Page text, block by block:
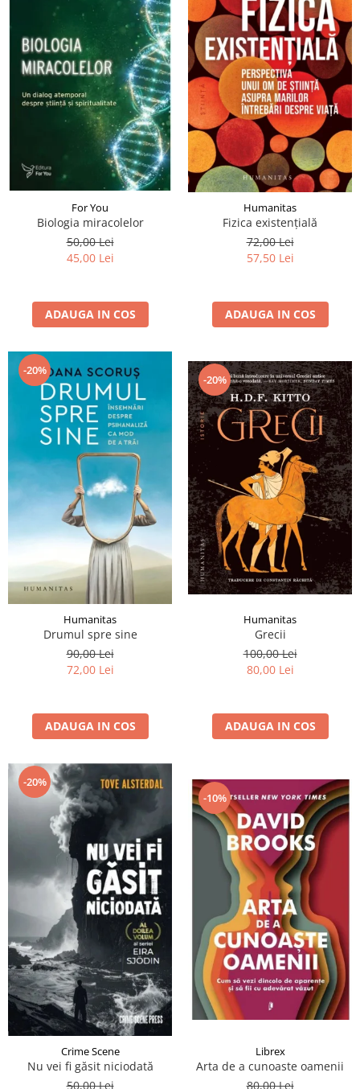
For You
Biologia miracolelor
50,00 Lei
45,00 Lei
ADAUGA IN COS
Humanitas
Fizica existenţială
72,00 Lei
57,50 Lei
ADAUGA IN COS
-20%
Humanitas
Drumul spre sine
90,00 Lei
72,00 Lei
ADAUGA IN COS
-20%
Humanitas
Grecii
100,00 Lei
80,00 Lei
ADAUGA IN COS
-20%
Crime Scene
Nu vei fi găsit niciodată
50,00 Lei
-10%
Librex
Arta de a cunoaste oamenii
80,00 Lei